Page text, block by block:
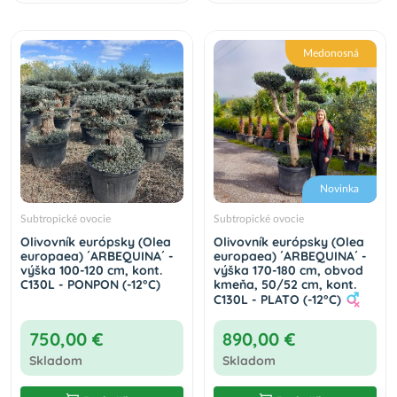
Subtropické ovocie
Olivovník európsky (Olea
europaea) ´ARBEQUINA´ -
výška 100-120 cm, kont.
C130L - PONPON (-12°C)
750,00 €
Skladom
Medonosná
Novinka
Subtropické ovocie
Olivovník európsky (Olea
europaea) ´ARBEQUINA´ -
výška 170-180 cm, obvod
kmeňa, 50/52 cm, kont.
C130L - PLATO (-12°C)
890,00 €
Skladom